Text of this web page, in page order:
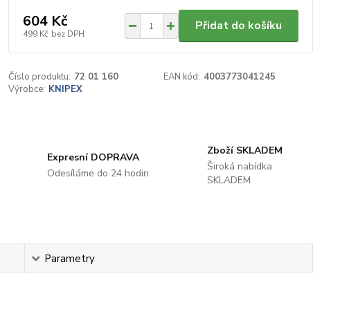
604 Kč
499 Kč bez DPH
Přidat do košíku
Číslo produktu: 72 01 160 EAN kód: 4003773041245
Výrobce: KNIPEX
Expresní DOPRAVA
Odesíláme do 24 hodin
Zboží SKLADEM
Široká nabídka
SKLADEM
Parametry